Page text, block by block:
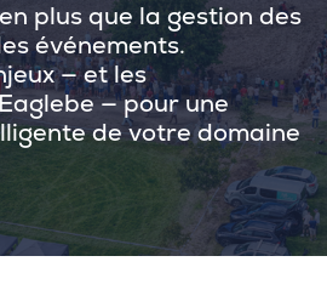
plus que la gestion des
événements.
— et les
— pour une
de votre domaine